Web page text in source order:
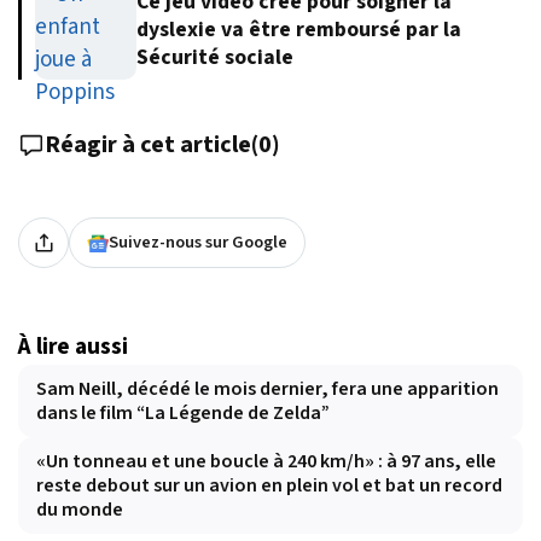
dyslexie va être remboursé par la
Sécurité sociale
Réagir à cet article(0)
Suivez-nous sur Google
À lire aussi
Sam Neill, décédé le mois dernier, fera une apparition
dans le film “La Légende de Zelda”
«Un tonneau et une boucle à 240 km/h» : à 97 ans, elle
reste debout sur un avion en plein vol et bat un record
du monde